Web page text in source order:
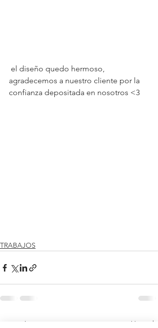
agradecemos a nuestro cliente por la
confianza depositada en nosotros <3
TRABAJOS
Entradas recientes Ver todo